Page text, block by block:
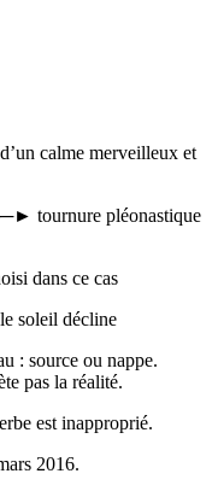
calme merveilleux et
tournure pléonastique
dans ce cas
soleil décline
: source ou nappe.
pas la réalité.
est inapproprié.
2016.